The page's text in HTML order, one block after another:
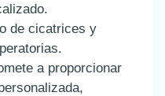
de cicatrices y
a proporcionar